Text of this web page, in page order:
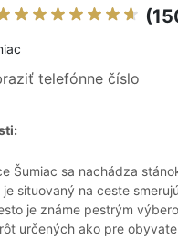
telefónne číslo
Šumiac sa nachádza
situovaný na ceste
je známe pestrým
určených ako pre